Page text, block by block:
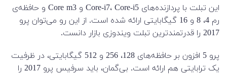
این تبلت با پردازنده‌های Core-i7، Core-i5 و Core m3 و حافظه‌ی
رم 4، 8 و 16 گیگابایتی ارائه شده است. از این رو می‌توان پرو
2017 را قدرتمندترین تبلت ویندوزی بازار دانست.
پرو 5 افزون بر حافظه‌های 128، 256 و 512 گیگابایتی، در ظرفیت
یک ترابایتی هم ارائه است. بی‌گمان، باید سرفیس پرو 2017 را